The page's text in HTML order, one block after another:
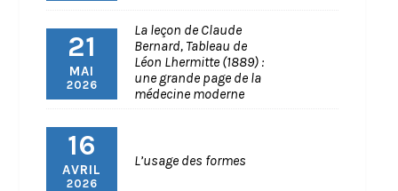
21
MAI
2026
La leçon de Claude
Bernard, Tableau de
Léon Lhermitte (1889) :
une grande page de la
médecine moderne
16
AVRIL
2026
L’usage des formes